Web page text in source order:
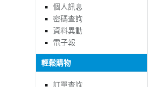
個人訊息
密碼查詢
資料異動
電子報
輕鬆購物
訂單查詢